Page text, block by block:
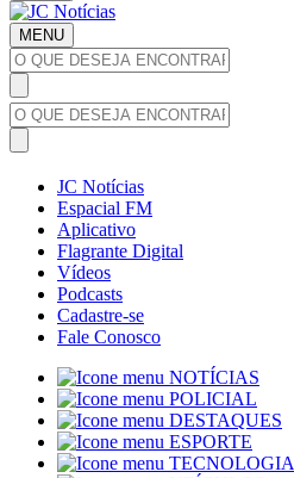
MENU
JC Notícias
Espacial FM
Aplicativo
Flagrante Digital
Vídeos
Podcasts
Cadastre-se
Fale Conosco
NOTÍCIAS
POLICIAL
DESTAQUES
ESPORTE
TECNOLOGIA